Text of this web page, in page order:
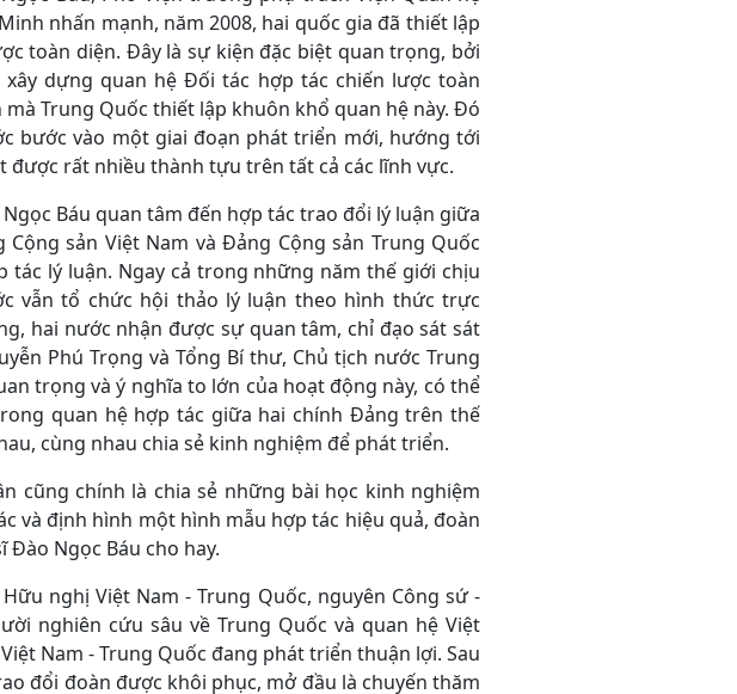
nhấn mạnh, năm 2008, hai quốc gia đã thiết lập
toàn diện. Đây là sự kiện đặc biệt quan trọng, bởi
dựng quan hệ Đối tác hợp tác chiến lược toàn
Trung Quốc thiết lập khuôn khổ quan hệ này. Đó
bước vào một giai đoạn phát triển mới, hướng tới
được rất nhiều thành tựu trên tất cả các lĩnh vực.
Báu quan tâm đến hợp tác trao đổi lý luận giữa
sản Việt Nam và Đảng Cộng sản Trung Quốc
lý luận. Ngay cả trong những năm thế giới chịu
vẫn tổ chức hội thảo lý luận theo hình thức trực
hai nước nhận được sự quan tâm, chỉ đạo sát sát
Phú Trọng và Tổng Bí thư, Chủ tịch nước Trung
trọng và ý nghĩa to lớn của hoạt động này, có thể
quan hệ hợp tác giữa hai chính Đảng trên thế
cùng nhau chia sẻ kinh nghiệm để phát triển.
cũng chính là chia sẻ những bài học kinh nghiệm
và định hình một hình mẫu hợp tác hiệu quả, đoàn
Ngọc Báu cho hay.
nghị Việt Nam - Trung Quốc, nguyên Công sứ -
nghiên cứu sâu về Trung Quốc và quan hệ Việt
Nam - Trung Quốc đang phát triển thuận lợi. Sau
đổi đoàn được khôi phục, mở đầu là chuyến thăm